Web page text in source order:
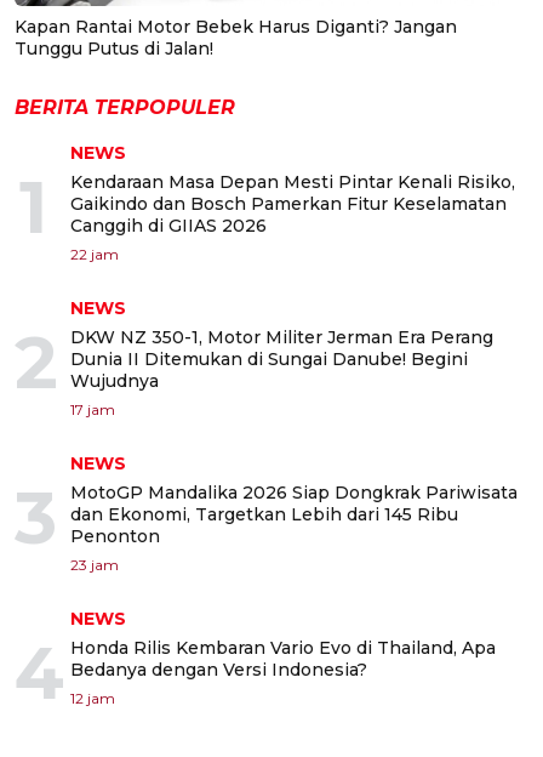
Kapan Rantai Motor Bebek Harus Diganti? Jangan
Tunggu Putus di Jalan!
BERITA TERPOPULER
1
NEWS
Kendaraan Masa Depan Mesti Pintar Kenali Risiko,
Gaikindo dan Bosch Pamerkan Fitur Keselamatan
Canggih di GIIAS 2026
22 jam
2
NEWS
DKW NZ 350-1, Motor Militer Jerman Era Perang
Dunia II Ditemukan di Sungai Danube! Begini
Wujudnya
17 jam
3
NEWS
MotoGP Mandalika 2026 Siap Dongkrak Pariwisata
dan Ekonomi, Targetkan Lebih dari 145 Ribu
Penonton
23 jam
4
NEWS
Honda Rilis Kembaran Vario Evo di Thailand, Apa
Bedanya dengan Versi Indonesia?
12 jam